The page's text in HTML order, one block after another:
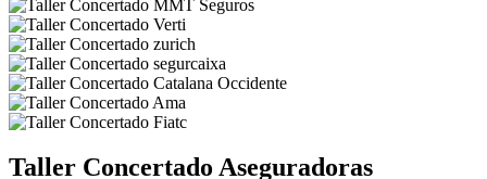
Taller Concertado Aseguradoras